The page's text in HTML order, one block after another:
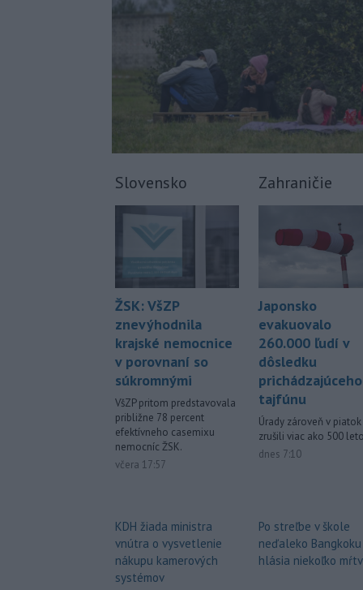
Slovensko
ŽSK: VšZP
znevýhodnila
krajské nemocnice
v porovnaní so
súkromnými
VšZP pritom predstavovala
približne 78 percent
efektívneho casemixu
nemocníc ŽSK.
včera 17:57
KDH žiada ministra
vnútra o vysvetlenie
nákupu kamerových
systémov
Zahraničie
Japonsko
evakuovalo
260.000 ľudí v
dôsledku
prichádzajúceho
tajfúnu
Úrady zároveň v piatok
zrušili viac ako 500
dnes 7:10
Po streľbe v škole
neďaleko Bangkoku
hlásia niekoľko